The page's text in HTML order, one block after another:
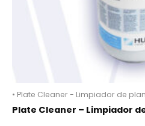
• Plate Cleaner - Limpiador de
Plate Cleaner – Limpiador